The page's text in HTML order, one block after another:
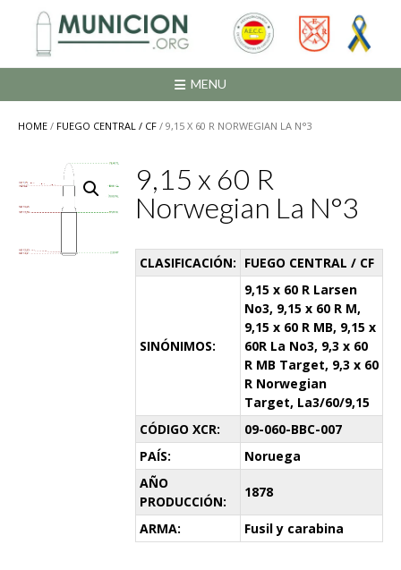
contenido
MENU
HOME / FUEGO CENTRAL / CF / 9,15 X 60 R NORWEGIAN LA N°3
9,15 x 60 R
Norwegian La N°3
CLASIFICACIÓN: FUEGO CENTRAL / CF
SINÓNIMOS:
9,15 x 60 R Larsen
No3, 9,15 x 60 R M,
9,15 x 60 R MB, 9,15 x
60R La No3, 9,3 x 60
R MB Target, 9,3 x 60
R Norwegian
Target, La3/60/9,15
CÓDIGO XCR:
09-060-BBC-007
PAÍS:
Noruega
AÑO
PRODUCCIÓN:
1878
ARMA: Fusil y carabina